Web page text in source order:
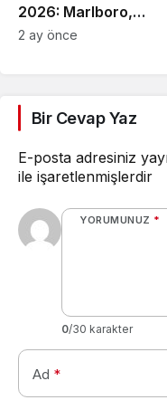
2026: Marlboro,
Parliament, Winston,
2 ay önce
Bir Cevap Yaz
E-posta adresiniz
ile işaretlenmişlerdir
YORUMUNUZ *
0/30 karakter
Ad *